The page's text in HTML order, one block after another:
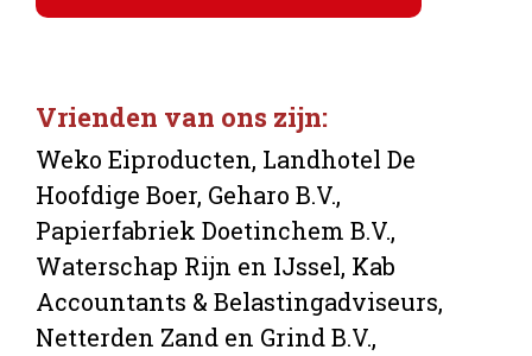
Vrienden van ons zijn:
Weko Eiproducten, Landhotel De
Hoofdige Boer, Geharo B.V.,
Papierfabriek Doetinchem B.V.,
Waterschap Rijn en IJssel, Kab
Accountants & Belastingadviseurs,
Netterden Zand en Grind B.V.,